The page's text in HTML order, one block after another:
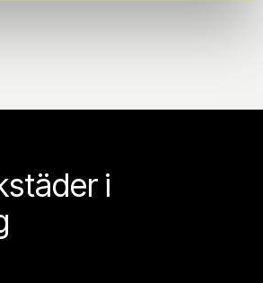
i